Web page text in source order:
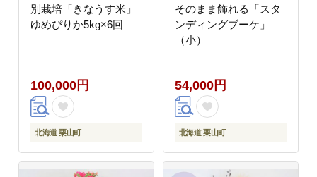
別栽培「きなうす米」
ゆめぴりか5kg×6回
100,000円
北海道 栗山町
そのまま飾れる「スタ
ンディングブーケ」
（小）
54,000円
北海道 栗山町